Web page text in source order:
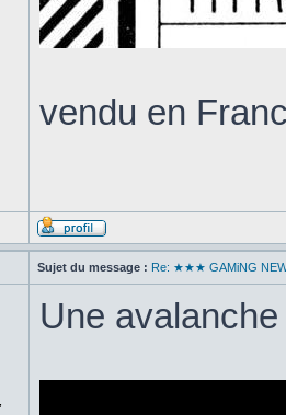
vendu en
Sujet du message : Re: ★★★ GAMiNG
Une